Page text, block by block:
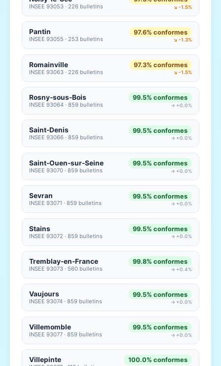
INSEE 93053 · 226 bulletins ↘ -1.5%
Pantin
INSEE 93055 · 253 bulletins
97.6% conformes
↘ -1.3%
Romainville
INSEE 93063 · 226 bulletins
97.3% conformes
↘ -1.5%
Rosny-sous-Bois
INSEE 93064 · 859 bulletins
99.5% conformes
→ +0.0%
Saint-Denis
INSEE 93066 · 859 bulletins
99.5% conformes
→ +0.0%
Saint-Ouen-sur-Seine
INSEE 93070 · 859 bulletins
99.5% conformes
→ +0.0%
Sevran
INSEE 93071 · 859 bulletins
99.5% conformes
→ +0.0%
Stains
INSEE 93072 · 859 bulletins
99.5% conformes
→ +0.0%
Tremblay-en-France
INSEE 93073 · 560 bulletins
99.8% conformes
→ +0.4%
Vaujours
INSEE 93074 · 859 bulletins
99.5% conformes
→ +0.0%
Villemomble
INSEE 93077 · 859 bulletins
99.5% conformes
→ +0.0%
Villepinte 100.0% conformes